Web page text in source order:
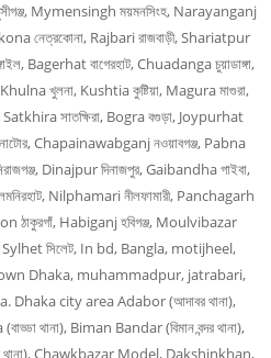
Mymensingh ময়মনসিংহ, Narayanganj
নেত্রকোনা, Rajbari রাজবাড়ী, Shariatpur
Bagerhat বাগেরহাট, Chuadanga চুয়াডাঙ্গা,
খুলনা, Kushtia কুষ্টিয়া, Magura মাগুরা,
সাতক্ষিরা, Bogra বগুড়া, Joypurhat
Chapainawabganj নওয়াবগঞ্জ, Pabna
Dinajpur দিনাজপুর, Gaibandha গাইবা,
Nilphamari নীলফামারী, Panchagarh
ঠাকুরগাঁ, Habiganj হবিগঞ্জ, Moulvibazar
Sylhet সিলেট, In bd, Bangla, motijheel,
Dhaka, muhammadpur, jatrabari,
city area Adabor (আদাবর থানা),
থানা), Biman Bandar (বিমান বন্দর থানা),